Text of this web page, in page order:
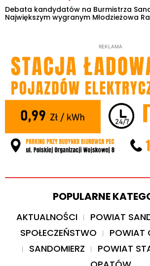
Debata kandydatów na Burmistrza
Największym wygranym Młodzieżowa
REKLAMA
POPULARNE
AKTUALNOŚCI
POWIAT
SPOŁECZEŃSTWO
POWIAT
SANDOMIERZ
POWIAT